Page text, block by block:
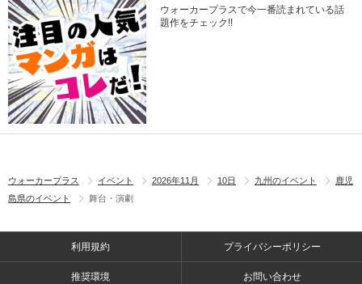
ウォーカープラスで今一番読まれている話
題作をチェック!!
ウォーカープラス イベント 2026年11月 10日 九州のイベント
鹿児
島県のイベント
舞台・演劇
利用規約 プライバシーポリシー
推奨環境 お問い合わせ